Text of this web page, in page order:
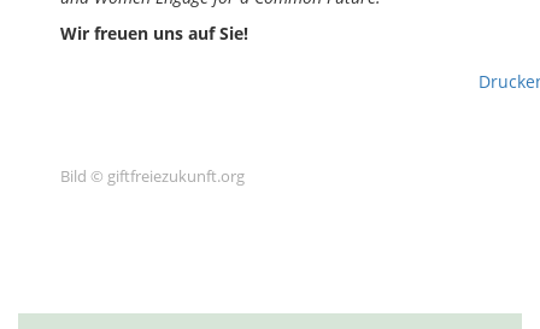
Wir freuen uns auf Sie!
Bild © giftfreiezukunft.org